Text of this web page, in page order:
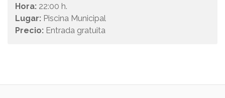
Hora: 22:00 h.
Lugar: Piscina Municipal
Precio: Entrada gratuita